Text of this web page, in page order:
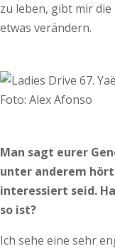
zu leben, gibt mir
etwas verändern.
Foto: Alex Afonso
Man sagt eurer
unter anderem
interessiert seid.
so ist?
Ich sehe eine sehr